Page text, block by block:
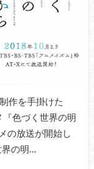
作を手掛けた
『色づく世界の明
の放送が開始し
界の明…